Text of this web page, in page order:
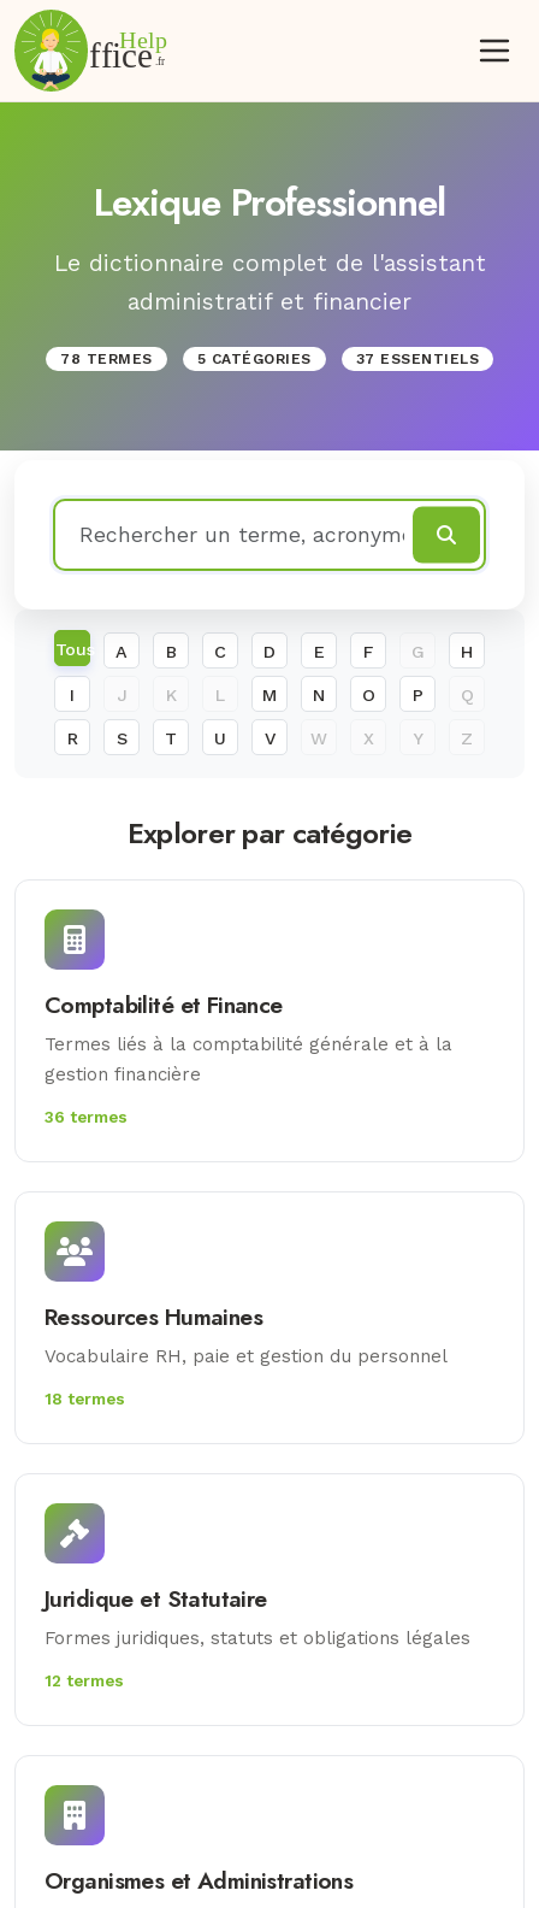
Lexique Professionnel
Le dictionnaire complet de l'assistant
administratif et financier
78 TERMES 5 CATÉGORIES 37 ESSENTIELS
Tous A B C D E F G H
I J K L M N O P Q
R S T U V W X Y Z
Explorer par catégorie
Comptabilité et Finance
Termes liés à la comptabilité générale et à la
gestion financière
36 termes
Ressources Humaines
Vocabulaire RH, paie et gestion du personnel
18 termes
Juridique et Statutaire
Formes juridiques, statuts et obligations légales
12 termes
Organismes et Administrations